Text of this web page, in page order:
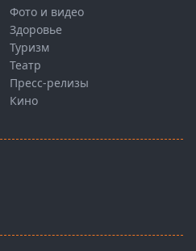
Фото и видео
Здоровье
Туризм
Театр
Пресс-релизы
Кино